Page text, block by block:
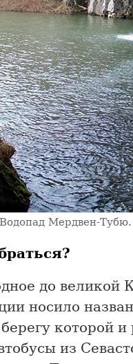
Водопад Мердвен-
до великой
носило
которой
из